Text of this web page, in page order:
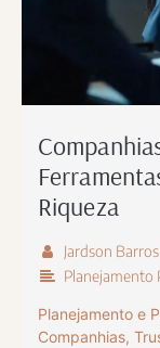
Riqueza
Jardson Barros
Planejamento
Planejamento e
Companhias,